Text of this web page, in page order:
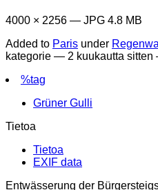
4000 × 2256 — JPG 4.8 MB
Added to Paris under
kategorie — 2 kuukautta sitten
%tag
Grüner Gulli
Tietoa
Tietoa
EXIF data
Entwässerung der